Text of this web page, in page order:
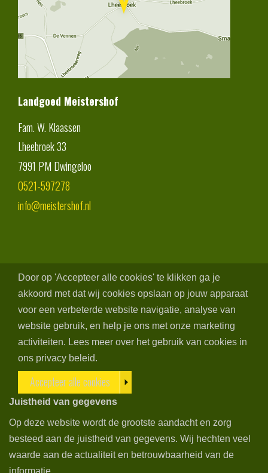
Landgoed Meistershof
Fam. W. Klaassen
Lheebroek 33
7991 PM Dwingeloo
0521-597278
info@meistershof.nl
Door op 'Accepteer alle cookies' te klikken ga je
akkoord met dat wij cookies opslaan op jouw apparaat
voor een verbeterde website navigatie, analyse van
website gebruik, en help je ons met onze marketing
activiteiten. Lees meer over het gebruik van cookies in
ons privacy beleid.
Accepteer alle cookies
Juistheid van gegevens
Op deze website wordt de grootste aandacht en zorg
besteed aan de juistheid van gegevens. Wij hechten veel
waarde aan de actualiteit en betrouwbaarheid van de